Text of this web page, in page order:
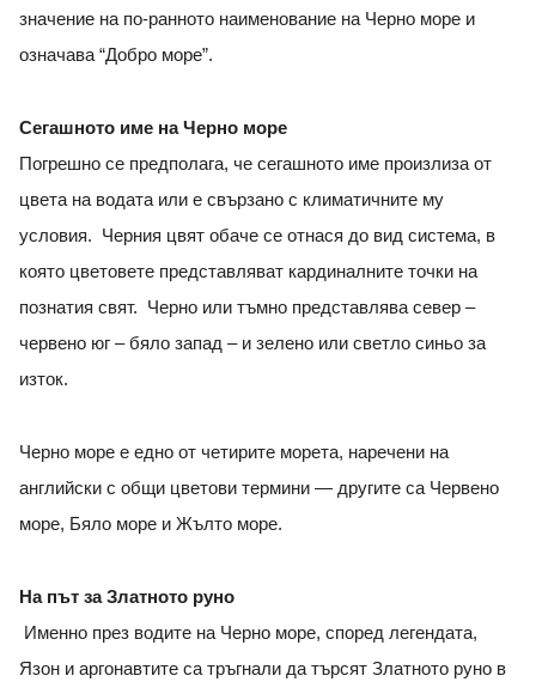
значение на по-ранното наименование на Черно море и
означава “Добро море”.
Сегашното име на Черно море
Погрешно се предполага, че сегашното име произлиза от
цвета на водата или е свързано с климатичните му
условия. Черния цвят обаче се отнася до вид система, в
която цветовете представляват кардиналните точки на
познатия свят. Черно или тъмно представлява север –
червено юг – бяло запад – и зелено или светло синьо за
изток.
Черно море е едно от четирите морета, наречени на
английски с общи цветови термини — другите са Червено
море, Бяло море и Жълто море.
На път за Златното руно
Именно през водите на Черно море, според легендата,
Язон и аргонавтите са тръгнали да търсят Златното руно в